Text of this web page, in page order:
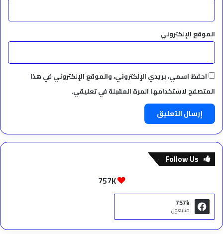
الموقع الإلكتروني
احفظ اسمي، بريدي الإلكتروني، والموقع الإلكتروني في هذا
المتصفح لاستخدامها المرة المقبلة في تعليقي.
Follow Us
757K
757k
متابعون